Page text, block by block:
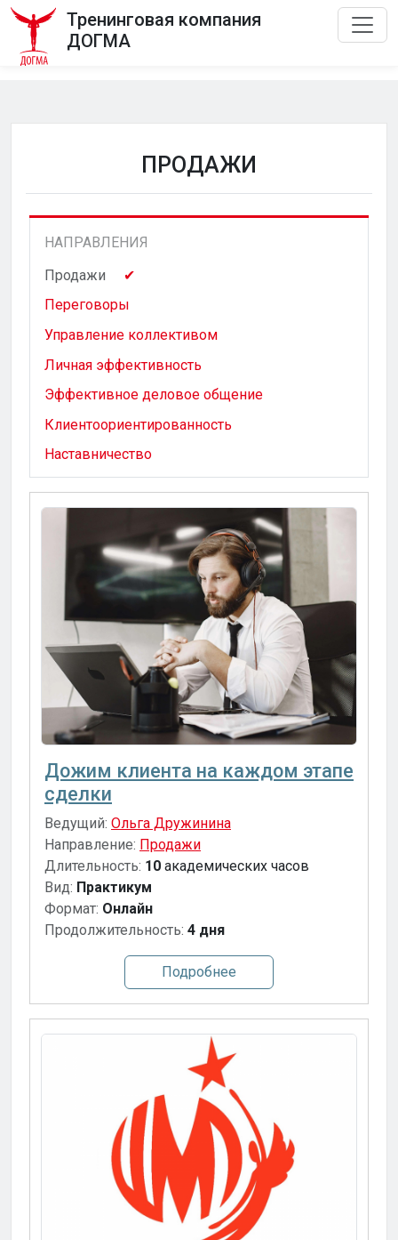
Тренинговая компания
ДОГМА
ПРОДАЖИ
Дожим клиента на каждом этапе
сделки
Ведущий: Ольга Дружинина
Направление: Продажи
Длительность: 10 академических часов
Вид: Практикум
Формат: Онлайн
Продолжительность: 4 дня
Подробнее
НАПРАВЛЕНИЯ
Продажи
Переговоры
Управление коллективом
Личная эффективность
Эффективное деловое общение
Клиентоориентированность
Наставничество